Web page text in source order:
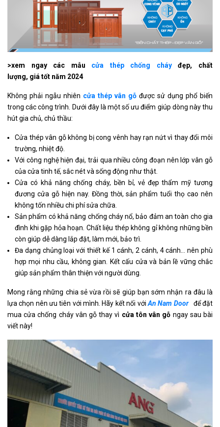
>xem ngay các mẫu cửa thép chống cháyđẹp, chất
lượng, giá tốt năm 2024
Không phải ngẫu nhiên cửa thép vân gỗ được sử dụng phổ biến
trong các công trình. Dưới đây là một số ưu điểm giúp dòng này thu
hút gia chủ, chủ thầu:
Cửa thép vân gỗ không bị cong vênh hay rạn nứt vì thay đổi môi
trường, nhiệt độ.
Với công nghệ hiện đại, trải qua nhiều công đoạn nên lớp vân gỗ
của cửa tinh tế, sắc nét và sống động như thật.
Cửa có khả năng chống cháy, bền bỉ, vẻ đẹp thẩm mỹ tương
đương cửa gỗ hiện nay. Đồng thời, sản phẩm tuổi thọ cao nên
không tốn nhiều chi phí sửa chữa.
Sản phẩm có khả năng chống cháy nổ, bảo đảm an toàn cho gia
đình khi gặp hỏa hoạn. Chất liệu thép không gỉ không những bền
còn giúp dễ dàng lắp đặt, làm mới, bảo trì.
Đa dạng chủng loại với thiết kế 1 cánh, 2 cánh, 4 cánh… nên phù
hợp mọi nhu cầu, không gian. Kết cấu cửa và bản lề vững chắc
giúp sản phẩm thân thiện với người dùng.
Mong rằng những chia sẻ vừa rồi sẽ giúp bạn sớm nhận ra đâu là
lựa chọn nên ưu tiên với mình. Hãy kết nối với An Nam Door để đặt
mua cửa chống cháy vân gỗ thay vì cửa tôn vân gỗ ngay sau bài
viết này!